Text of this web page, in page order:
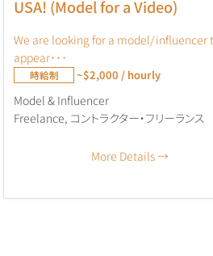
USA! (Model for a Video)
We are looking for a model/influencer
appear･･･
時給制 ~$2,000 / hourly
Model & Influencer
Freelance コントラクター・フリーランス
More Details